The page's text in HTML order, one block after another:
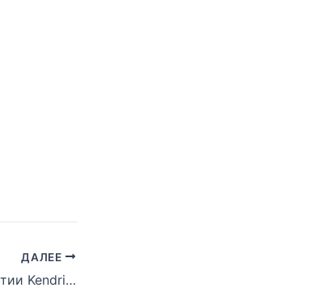
ДАЛЕЕ
Новый трек при участии Kendrick Lamar — «Star Life»